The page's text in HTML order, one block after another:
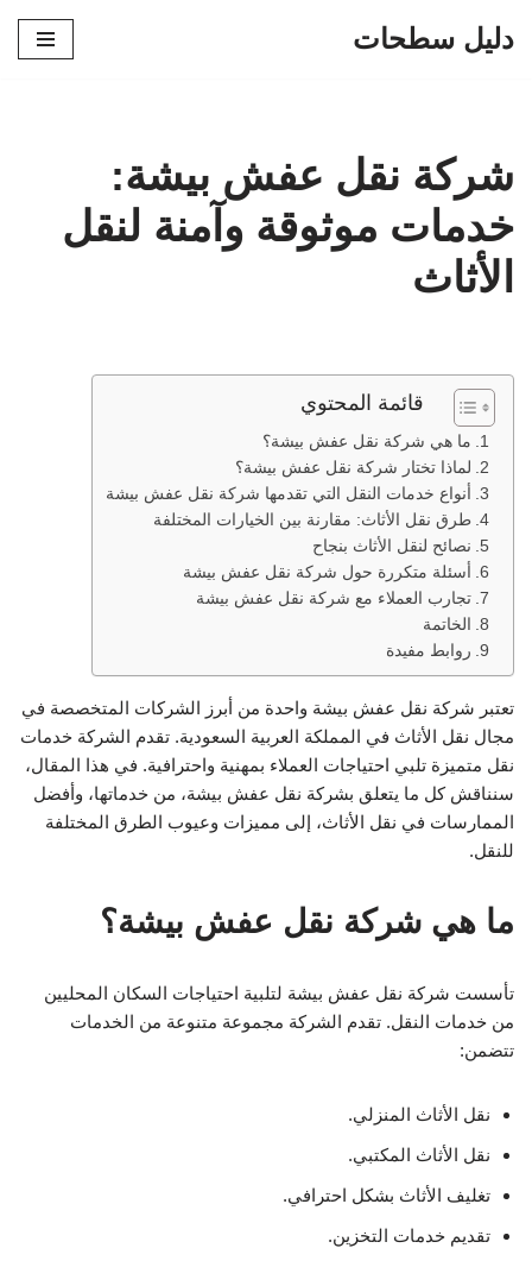
دليل سطحات
شركة نقل عفش بيشة:
خدمات موثوقة وآمنة لنقل
الأثاث
قائمة المحتوي
ما هي شركة نقل عفش بيشة؟
لماذا تختار شركة نقل عفش بيشة؟
أنواع خدمات النقل التي تقدمها شركة نقل عفش بيشة
طرق نقل الأثاث: مقارنة بين الخيارات المختلفة
نصائح لنقل الأثاث بنجاح
أسئلة متكررة حول شركة نقل عفش بيشة
تجارب العملاء مع شركة نقل عفش بيشة
الخاتمة
روابط مفيدة
تعتبر شركة نقل عفش بيشة واحدة من أبرز الشركات المتخصصة في
مجال نقل الأثاث في المملكة العربية السعودية. تقدم الشركة خدمات
نقل متميزة تلبي احتياجات العملاء بمهنية واحترافية. في هذا المقال،
سنناقش كل ما يتعلق بشركة نقل عفش بيشة، من خدماتها، وأفضل
الممارسات في نقل الأثاث، إلى مميزات وعيوب الطرق المختلفة
للنقل.
ما هي شركة نقل عفش بيشة؟
تأسست شركة نقل عفش بيشة لتلبية احتياجات السكان المحليين
من خدمات النقل. تقدم الشركة مجموعة متنوعة من الخدمات
تتضمن:
نقل الأثاث المنزلي.
نقل الأثاث المكتبي.
تغليف الأثاث بشكل احترافي.
تقديم خدمات التخزين.